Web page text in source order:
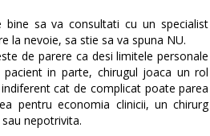
sa va consultati cu un specialist
la nevoie, sa stie sa va spuna NU.
de parere ca desi limitele personale
in parte, chirugul joaca un rol
cat de complicat poate parea
pentru economia clinicii, un chirurg
nepotrivita.